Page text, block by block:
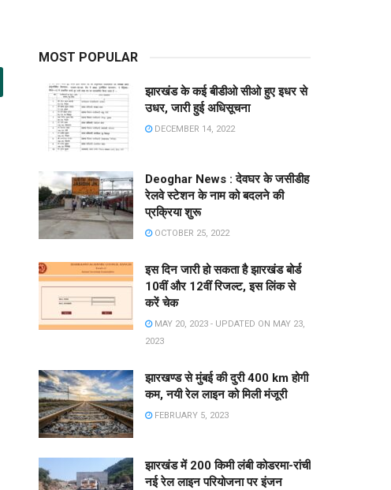
MOST POPULAR
झारखंड के कई बीडीओ सीओ हुए इधर से
उधर, जारी हुई अधिसूचना
DECEMBER 14, 2022
Deoghar News : देवघर के जसीडीह
रेलवे स्टेशन के नाम को बदलने की
प्रक्रिया शुरू
OCTOBER 25, 2022
इस दिन जारी हो सकता है झारखंड बोर्ड
10वीं और 12वीं रिजल्ट, इस लिंक से
करें चेक
MAY 20, 2023 - UPDATED ON MAY 23,
2023
झारखण्ड से मुंबई की दुरी 400 km होगी
कम, नयी रेल लाइन को मिली मंजूरी
FEBRUARY 5, 2023
झारखंड में 200 किमी लंबी कोडरमा-रांची
नई रेल लाइन परियोजना पर इंजन